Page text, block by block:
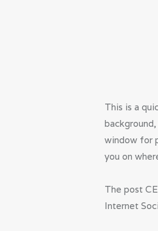
This is a
window for
you on
The post
Internet